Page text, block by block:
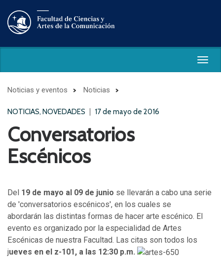
Noticias y eventos Noticias
NOTICIAS, NOVEDADES 17 de mayo de 2016
Conversatorios
Escénicos
Del 19 de mayo al 09 de junio se llevarán a cabo una serie
de 'conversatorios escénicos', en los cuales se
abordarán las distintas formas de hacer arte escénico. El
evento es organizado por la especialidad de Artes
Escénicas de nuestra Facultad. Las citas son todos los
jueves en el z-101, a las 12:30 p.m.